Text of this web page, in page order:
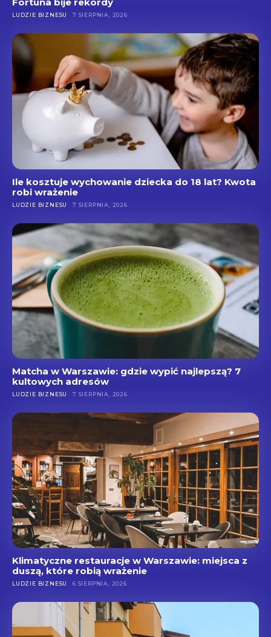
LUDZIE BIZNESU 7 SIERPNIA, 2026
Ile kosztuje wychowanie dziecka do 18 lat? Kwota
robi wrażenie
LUDZIE BIZNESU 7 SIERPNIA, 2026
Matcha w Warszawie: gdzie wypić najlepszą? 7
kultowych adresów
LUDZIE BIZNESU 7 SIERPNIA, 2026
Klimatyczne restauracje w Warszawie: miejsca z
duszą, które robią wrażenie
LUDZIE BIZNESU 6 SIERPNIA, 2026